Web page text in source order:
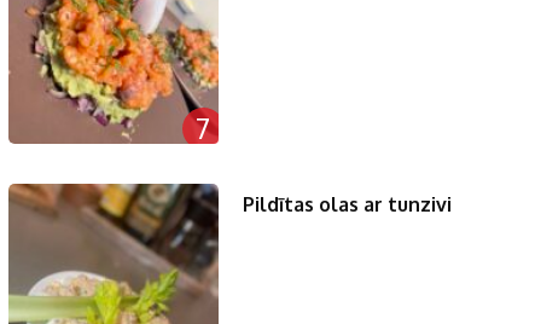
7
Pildītas olas ar tunzivi